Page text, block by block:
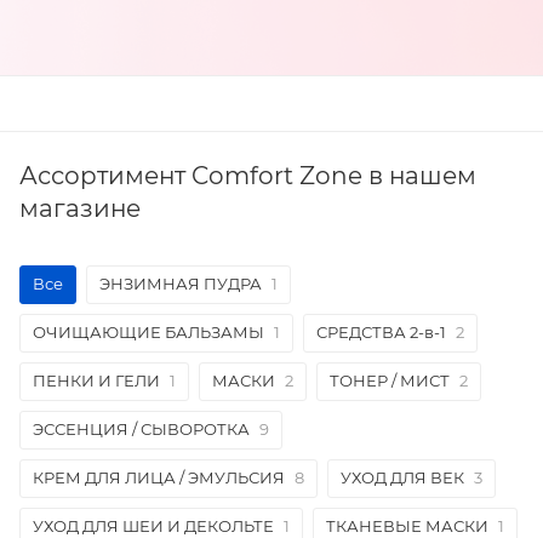
Ассортимент Comfort Zone в нашем
магазине
Все ЭНЗИМНАЯ ПУДРА 1
ОЧИЩАЮЩИЕ БАЛЬЗАМЫ 1 СРЕДСТВА 2-в-1 2
ПЕНКИ И ГЕЛИ 1 МАСКИ 2 ТОНЕР / МИСТ 2
ЭССЕНЦИЯ / СЫВОРОТКА 9
КРЕМ ДЛЯ ЛИЦА / ЭМУЛЬСИЯ 8 УХОД ДЛЯ ВЕК 3
УХОД ДЛЯ ШЕИ И ДЕКОЛЬТЕ 1 ТКАНЕВЫЕ МАСКИ 1